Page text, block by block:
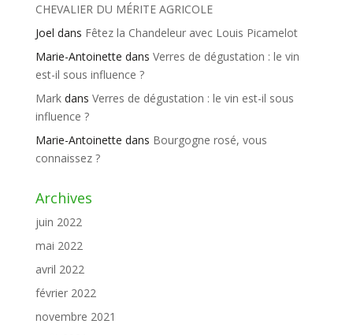
CHEVALIER DU MÉRITE AGRICOLE
Joel dans Fêtez la Chandeleur avec Louis Picamelot
Marie-Antoinette dans Verres de dégustation : le vin
est-il sous influence ?
Markdans Verres de dégustation : le vin est-il sous
influence ?
Marie-Antoinette dans Bourgogne rosé, vous
connaissez ?
Archives
juin 2022
mai 2022
avril 2022
février 2022
novembre 2021